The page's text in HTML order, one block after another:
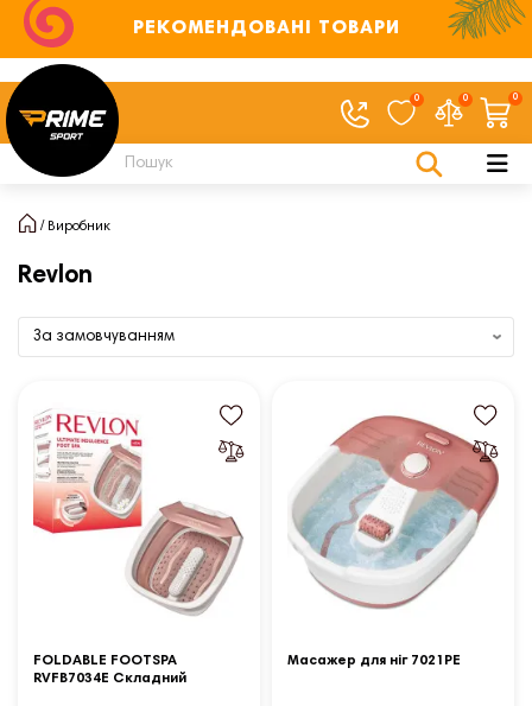
РЕКОМЕНДОВАНІ ТОВАРИ
0 0 0
Виробник
Revlon
FOLDABLE FOOTSPA
RVFB7034E Складний
Масажер для ніг 7021PE